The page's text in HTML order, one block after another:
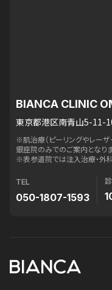
BIANCA CLINIC
東京都港区南青山5-11-
※肌治療（ピーリングやレー
銀座院のみでのご案内となりま
※表参道院では注入治療・外
TEL
050-1807-1593